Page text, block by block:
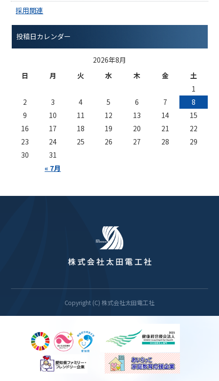
採用関連
投稿日カレンダー
2026年8月
日
月 火 水 木 金 土
« 7月
1
2
3 4 5 6 7
8
9
10 11 12 13 14
15
16
17 18 19 20 21
22
23
24 25 26 27 28
29
30
31
Copyright (C) 株式会社太田電工社